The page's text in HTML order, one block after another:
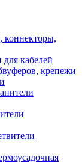
коннекторы,
кабелей
крепежи